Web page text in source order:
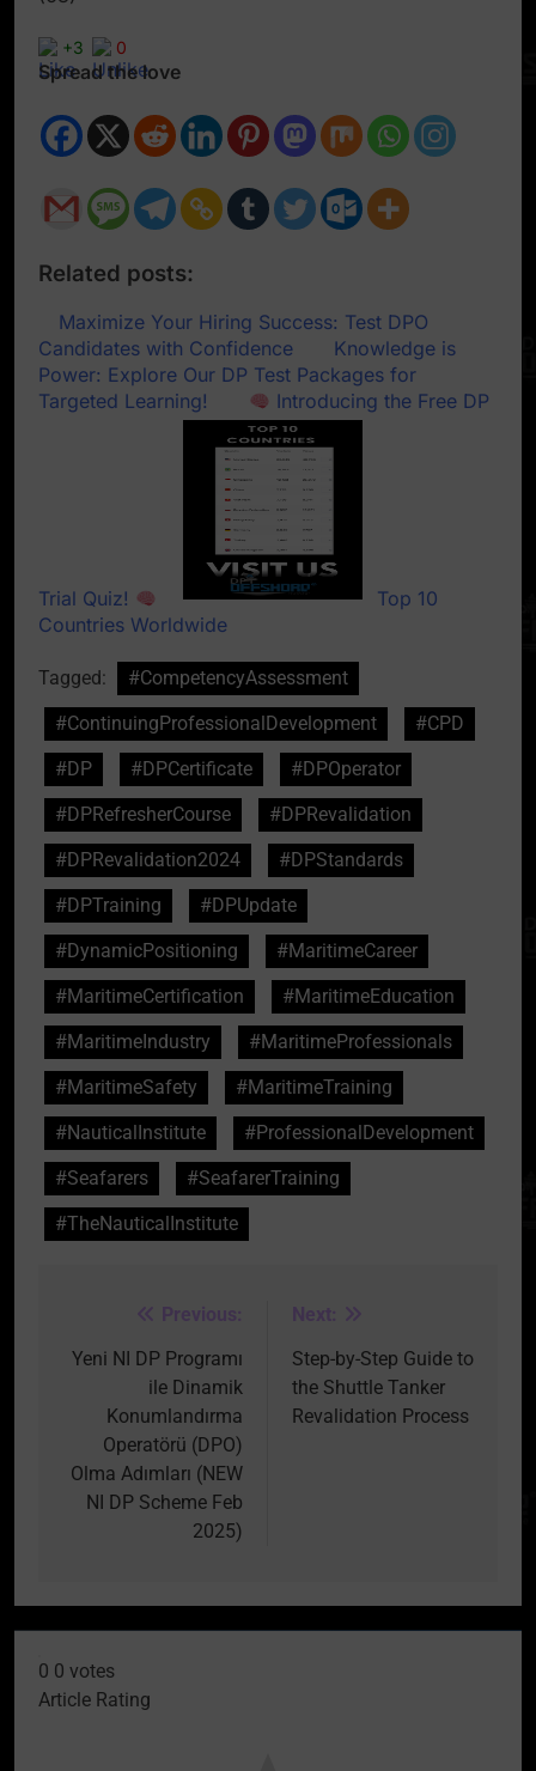
+3 0
Spread the love
Related posts:
Maximize Your Hiring Success: Test DPO
Candidates with Confidence
Knowledge is
Power: Explore Our DP Test Packages for
Targeted Learning!
Introducing the Free DP
Trial Quiz!
Top 10
Countries Worldwide
Tagged:
#CompetencyAssessment
#ContinuingProfessionalDevelopment
#CPD
#DP
#DPCertificate
#DPOperator
#DPRefresherCourse
#DPRevalidation
#DPRevalidation2024
#DPStandards
#DPTraining
#DPUpdate
#DynamicPositioning
#MaritimeCareer
#MaritimeCertification
#MaritimeEducation
#MaritimeIndustry
#MaritimeProfessionals
#MaritimeSafety
#MaritimeTraining
#NauticalInstitute
#ProfessionalDevelopment
#Seafarers
#SeafarerTraining
#TheNauticalInstitute
navigation
Previous:
Yeni NI DP Programı
ile Dinamik
Konumlandırma
Operatörü (DPO)
Olma Adımları (NEW
NI DP Scheme Feb
2025)
Next:
Step-by-Step Guide to
the Shuttle Tanker
Revalidation Process
0 0 votes
Article Rating